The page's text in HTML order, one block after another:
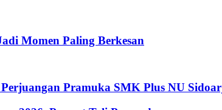
Momen Paling Berkesan
Pramuka SMK Plus NU